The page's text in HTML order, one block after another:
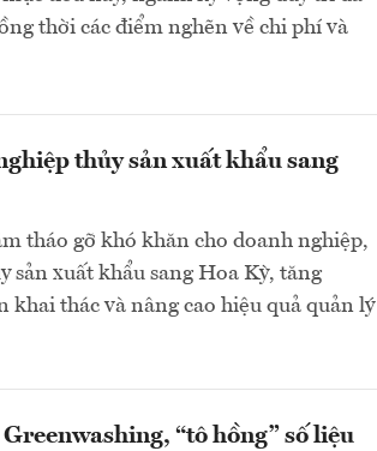
thời các điểm nghẽn về chi phí và
thủy sản xuất khẩu sang
tháo gỡ khó khăn cho doanh nghiệp,
sản xuất khẩu sang Hoa Kỳ, tăng
khai thác và nâng cao hiệu quả quản lý
“tô hồng” số liệu